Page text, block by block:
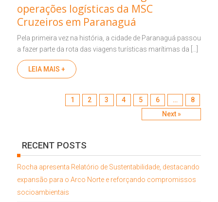
operações logísticas da MSC
Cruzeiros em Paranaguá
Pela primeira vez na história, a cidade de Paranaguá passou
a fazer parte da rota das viagens turísticas marítimas da […]
LEIA MAIS +
1 2 3 4 5 6 …
8
Next »
RECENT POSTS
Rocha apresenta Relatório de Sustentabilidade, destacando
expansão para o Arco Norte e reforçando compromissos
socioambientais